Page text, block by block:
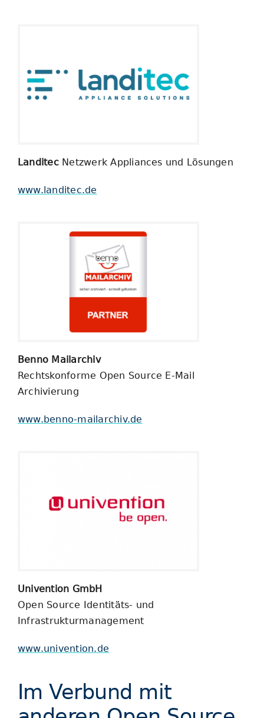
LanditecNetzwerk Appliances und Lösungen
www.landitec.de
Benno Mailarchiv
Rechtskonforme Open Source E-Mail
Archivierung
www.benno-mailarchiv.de
Univention GmbH
Open Source Identitäts- und
Infrastrukturmanagement
www.univention.de
Im Verbund mit